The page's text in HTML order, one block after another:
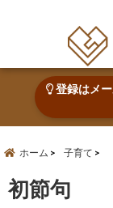
登録はメ
ホーム 子育て
初節句